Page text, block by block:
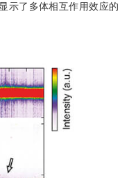
示了多体相互作用效应的